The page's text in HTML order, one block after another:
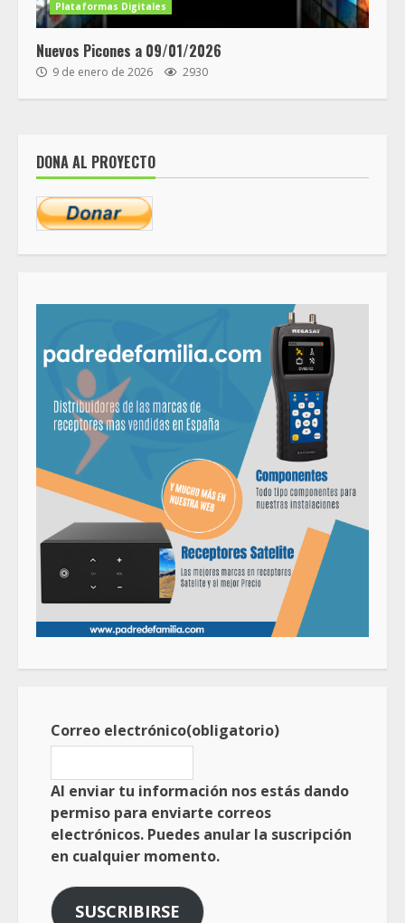
Plataformas Digitales
Nuevos Picones a 09/01/2026
9 de enero de 2026 2930
DONA AL PROYECTO
Correo electrónico(obligatorio)
Al enviar tu información nos estás dando
permiso para enviarte correos
electrónicos. Puedes anular la suscripción
en cualquier momento.
SUSCRIBIRSE